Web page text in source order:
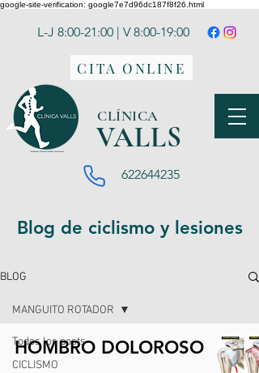
google-site-verification: google7e7d96dc187f8f26.html
L-J 8:00-21:00 | V 8:00-19:00
CITA ONLINE
CLÍNICA
VALLS
622644235
Blog de ciclismo y lesiones
BLOG
Todos los posts
CICLISMO
MANGUITO ROTADOR
HOMBRO DOLOROSO